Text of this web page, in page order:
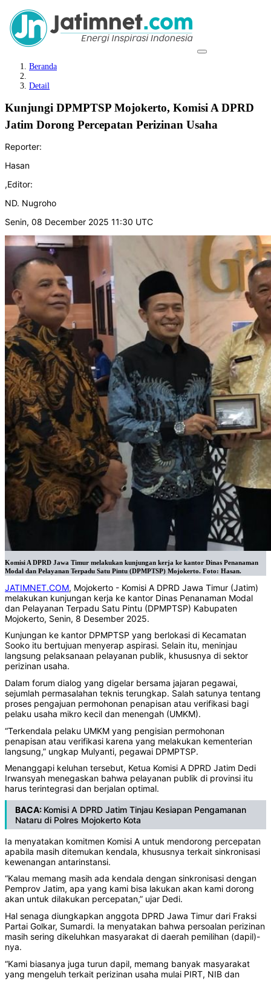
Beranda
Detail
Kunjungi DPMPTSP Mojokerto, Komisi A DPRD
Jatim Dorong Percepatan Perizinan Usaha
Reporter:
Hasan
,Editor:
ND. Nugroho
Senin, 08 December 2025 11:30 UTC
Komisi A DPRD Jawa Timur melakukan kunjungan kerja ke kantor Dinas Penanaman
Modal dan Pelayanan Terpadu Satu Pintu (DPMPTSP) Mojokerto. Foto: Hasan.
JATIMNET.COM, Mojokerto - Komisi A DPRD Jawa Timur (Jatim)
melakukan kunjungan kerja ke kantor Dinas Penanaman Modal
dan Pelayanan Terpadu Satu Pintu (DPMPTSP) Kabupaten
Mojokerto, Senin, 8 Desember 2025.
Kunjungan ke kantor DPMPTSP yang berlokasi di Kecamatan
Sooko itu bertujuan menyerap aspirasi. Selain itu, meninjau
langsung pelaksanaan pelayanan publik, khususnya di sektor
perizinan usaha.
Dalam forum dialog yang digelar bersama jajaran pegawai,
sejumlah permasalahan teknis terungkap. Salah satunya tentang
proses pengajuan permohonan penapisan atau verifikasi bagi
pelaku usaha mikro kecil dan menengah (UMKM).
“Terkendala pelaku UMKM yang pengisian permohonan
penapisan atau verifikasi karena yang melakukan kementerian
langsung,” ungkap Mulyanti, pegawai DPMPTSP.
Menanggapi keluhan tersebut, Ketua Komisi A DPRD Jatim Dedi
Irwansyah menegaskan bahwa pelayanan publik di provinsi itu
harus terintegrasi dan berjalan optimal.
BACA: Komisi A DPRD Jatim Tinjau Kesiapan Pengamanan
Nataru di Polres Mojokerto Kota
Ia menyatakan komitmen Komisi A untuk mendorong percepatan
apabila masih ditemukan kendala, khususnya terkait sinkronisasi
kewenangan antarinstansi.
“Kalau memang masih ada kendala dengan sinkronisasi dengan
Pemprov Jatim, apa yang kami bisa lakukan akan kami dorong
akan untuk dilakukan percepatan,” ujar Dedi.
Hal senaga diungkapkan anggota DPRD Jawa Timur dari Fraksi
Partai Golkar, Sumardi. Ia menyatakan bahwa persoalan perizinan
masih sering dikeluhkan masyarakat di daerah pemilihan (dapil)-
nya.
“Kami biasanya juga turun dapil, memang banyak masyarakat
yang mengeluh terkait perizinan usaha mulai PIRT, NIB dan